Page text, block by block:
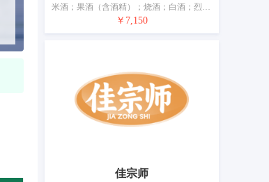
米酒；果酒（含酒精）；烧酒；白酒；烈酒（饮料）；葡萄酒；酒精饮料原汁；酒精饮料（啤酒除外）；餐后酒（利口酒和烈酒）；黄酒
￥7,150
佳宗师